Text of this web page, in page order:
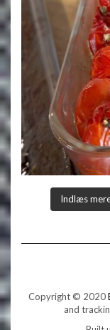
Indlæs
Copyright © 2020
and